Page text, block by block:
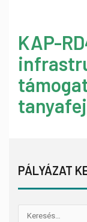
KAP-
PÁLYÁZAT